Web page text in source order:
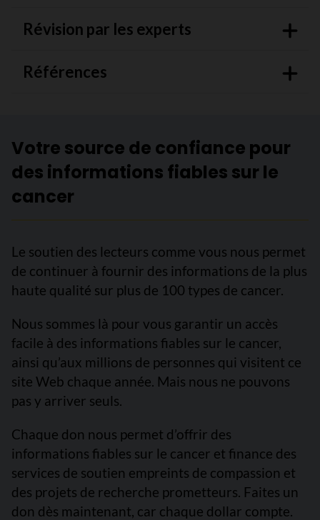
Révision par les experts
Références
Votre source de confiance pour
des informations fiables sur le
cancer
Le soutien des lecteurs comme vous nous permet
de continuer à fournir des informations de la plus
haute qualité sur plus de 100 types de cancer.
Nous sommes là pour vous garantir un accès
facile à des informations fiables sur le cancer,
ainsi qu’aux millions de personnes qui visitent ce
site Web chaque année. Mais nous ne pouvons
pas y arriver seuls.
Chaque don nous permet d’offrir des
informations fiables sur le cancer et finance des
services de soutien empreints de compassion et
des projets de recherche prometteurs. Faites un
don dès maintenant, car chaque dollar compte.